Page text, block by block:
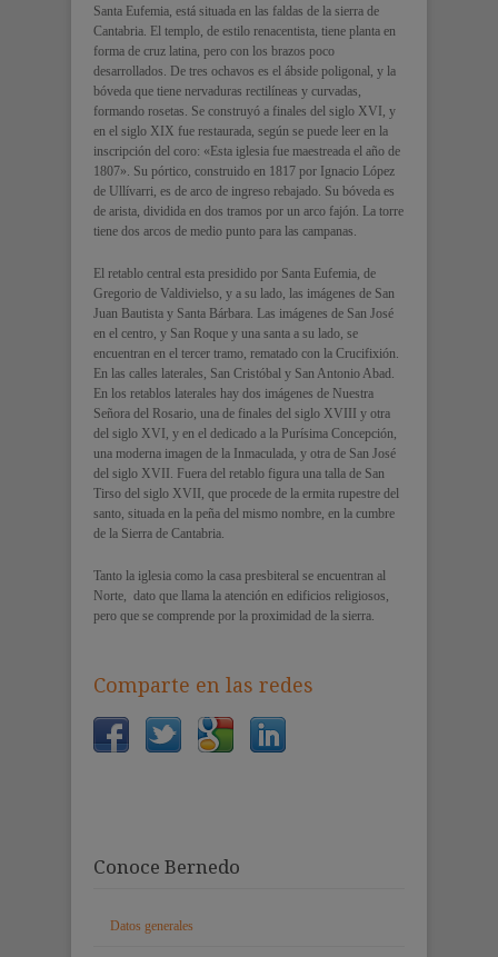
Santa Eufemia, está situada en las faldas de la sierra de
Cantabria. El templo, de estilo renacentista, tiene planta en
forma de cruz latina, pero con los brazos poco
desarrollados. De tres ochavos es el ábside poligonal, y la
bóveda que tiene nervaduras rectilíneas y curvadas,
formando rosetas. Se construyó a finales del siglo XVI, y
en el siglo XIX fue restaurada, según se puede leer en la
inscripción del coro: «Esta iglesia fue maestreada el año de
1807». Su pórtico, construido en 1817 por Ignacio López
de Ullívarri, es de arco de ingreso rebajado. Su bóveda es
de arista, dividida en dos tramos por un arco fajón. La torre
tiene dos arcos de medio punto para las campanas.
El retablo central esta presidido por Santa Eufemia, de
Gregorio de Valdivielso, y a su lado, las imágenes de San
Juan Bautista y Santa Bárbara. Las imágenes de San José
en el centro, y San Roque y una santa a su lado, se
encuentran en el tercer tramo, rematado con la Crucifixión.
En las calles laterales, San Cristóbal y San Antonio Abad.
En los retablos laterales hay dos imágenes de Nuestra
Señora del Rosario, una de finales del siglo XVIII y otra
del siglo XVI, y en el dedicado a la Purísima Concepción,
una moderna imagen de la Inmaculada, y otra de San José
del siglo XVII. Fuera del retablo figura una talla de San
Tirso del siglo XVII, que procede de la ermita rupestre del
santo, situada en la peña del mismo nombre, en la cumbre
de la Sierra de Cantabria.
Tanto la iglesia como la casa presbiteral se encuentran al
Norte, dato que llama la atención en edificios religiosos,
pero que se comprende por la proximidad de la sierra.
Comparte en las redes
Conoce Bernedo
Datos generales